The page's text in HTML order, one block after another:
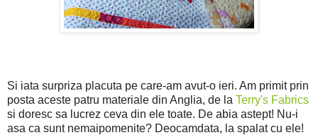
Si iata surpriza placuta pe care-am avut-o ieri. Am primit prin
posta aceste patru materiale din Anglia, de la Terry's Fabrics
si doresc sa lucrez ceva din ele toate. De abia astept! Nu-i
asa ca sunt nemaipomenite? Deocamdata, la spalat cu ele!